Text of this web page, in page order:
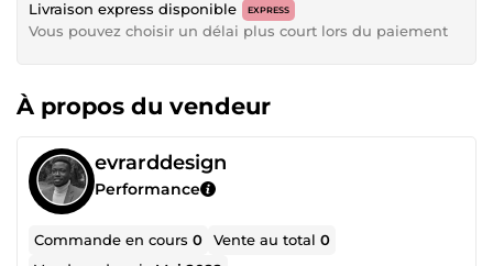
Livraison express disponible EXPRESS
Vous pouvez choisir un délai plus court lors du paiement
À propos du vendeur
evrarddesign
Performance
Commande en cours0 Vente au total0